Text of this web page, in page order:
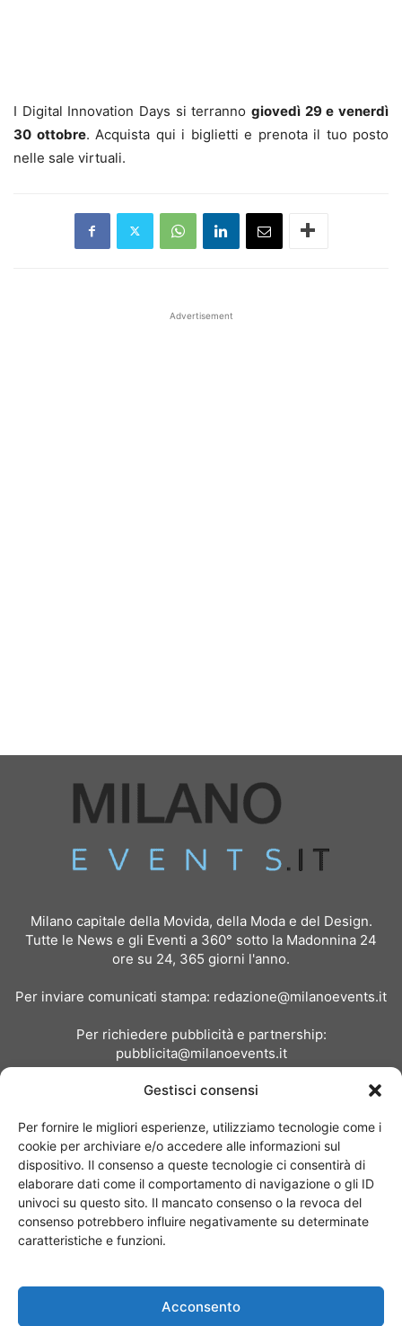
Gestisci consensi
Per fornire le migliori esperienze, utilizziamo tecnologie come i
cookie per archiviare e/o accedere alle informazioni sul
dispositivo. Il consenso a queste tecnologie ci consentirà di
elaborare dati come il comportamento di navigazione o gli ID
univoci su questo sito. Il mancato consenso o la revoca del
consenso potrebbero influire negativamente su determinate
caratteristiche e funzioni.
Acconsento
I Digital Innovation Days si terranno giovedì 29 e venerdì
30 ottobre. Acquista qui i biglietti e prenota il tuo posto
nelle sale virtuali.
Advertisement
Milano capitale della Movida, della Moda e del Design.
Tutte le News e gli Eventi a 360° sotto la Madonnina 24
ore su 24, 365 giorni l'anno.
Per inviare comunicati stampa: redazione@milanoevents.it
Per richiedere pubblicità e partnership:
pubblicita@milanoevents.it
Chi siamo I Nostri Clienti
© Copyright 2017 - MilanoEvents.it© managed by